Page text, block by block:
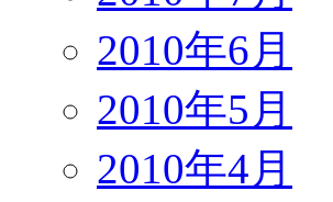
2010年6月
2010年5月
2010年4月